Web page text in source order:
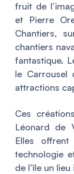
fruit de
et Pierre
Chantiers,
chantiers
fantastique.
le Carrousel
attractions
Ces
Léonard de
Elles
technologie
de l’île un